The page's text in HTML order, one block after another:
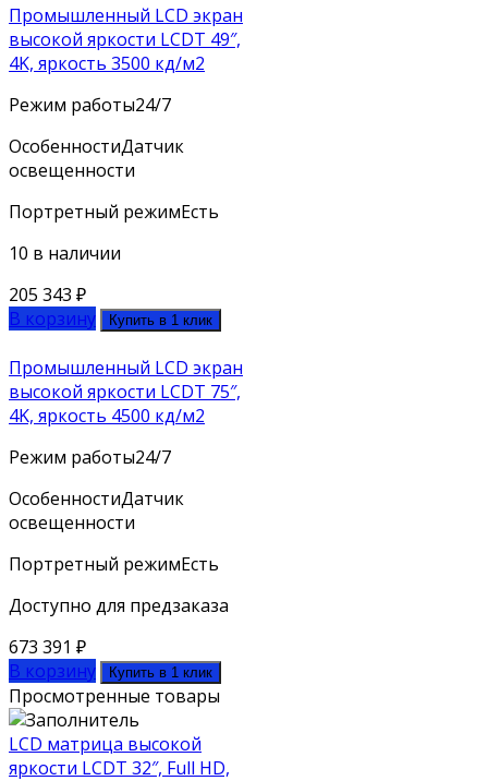
Промышленный LCD экран
высокой яркости LCDT 49″,
4K, яркость 3500 кд/м2
Режим работы24/7
ОсобенностиДатчик
освещенности
Портретный режимЕсть
10 в наличии
205 343 ₽
В корзину
Купить в 1 клик
Промышленный LCD экран
высокой яркости LCDT 75″,
4K, яркость 4500 кд/м2
Режим работы24/7
ОсобенностиДатчик
освещенности
Портретный режимЕсть
Доступно для предзаказа
673 391 ₽
В корзину
Купить в 1 клик
Просмотренные товары
LCD матрица высокой
яркости LCDT 32″, Full HD,